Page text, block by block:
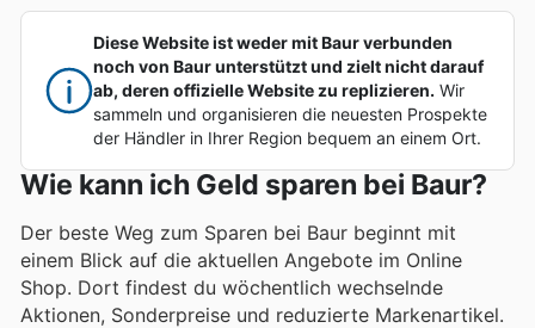
Diese Website ist weder mit Baur verbunden
noch von Baur unterstützt und zielt nicht darauf
ab, deren offizielle Website zu replizieren. Wir
sammeln und organisieren die neuesten Prospekte
der Händler in Ihrer Region bequem an einem Ort.
Wie kann ich Geld sparen bei Baur?
Der beste Weg zum Sparen bei Baur beginnt mit
einem Blick auf die aktuellen Angebote im Online
Shop. Dort findest du wöchentlich wechselnde
Aktionen, Sonderpreise und reduzierte Markenartikel.